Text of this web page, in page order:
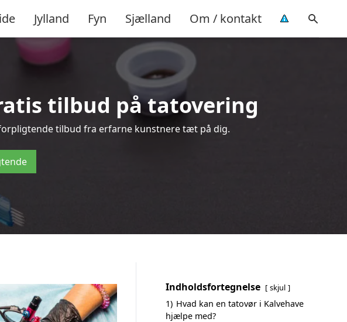
Jylland Fyn Sjælland Om / kontakt
tilbud på tatovering
tilbud fra erfarne kunstnere tæt på dig.
Indholdsfortegnelse skjul
1) Hvad kan en tatovør i Kalvehave
hjælpe med?